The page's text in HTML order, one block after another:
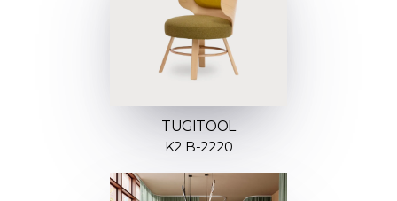
TUGITOOL
K2 B-2220